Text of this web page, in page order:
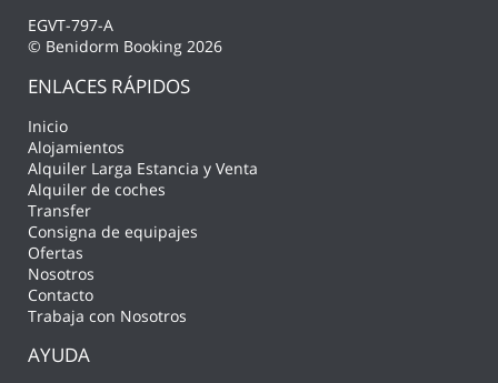
EGVT-797-A
© Benidorm Booking 2026
ENLACES RÁPIDOS
Inicio
Alojamientos
Alquiler Larga Estancia y Venta
Alquiler de coches
Transfer
Consigna de equipajes
Ofertas
Nosotros
Contacto
Trabaja con Nosotros
AYUDA